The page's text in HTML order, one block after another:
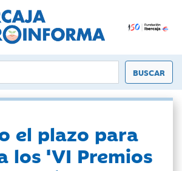
el plazo para
los 'VI Premios